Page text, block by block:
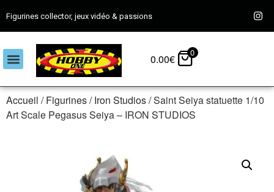
Figurines collector, jeux vidéo & passions
0.00€ 0
Accueil /Figurines/Iron Studios/ Saint Seiya statuette 1/10
Art Scale Pegasus Seiya – IRON STUDIOS